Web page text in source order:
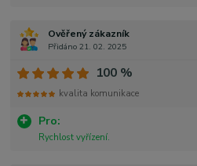
Ověřený zákazník
Přidáno 21. 02. 2025
Pro:
Rychlost vyřízení.
100 %
kvalita komunikace